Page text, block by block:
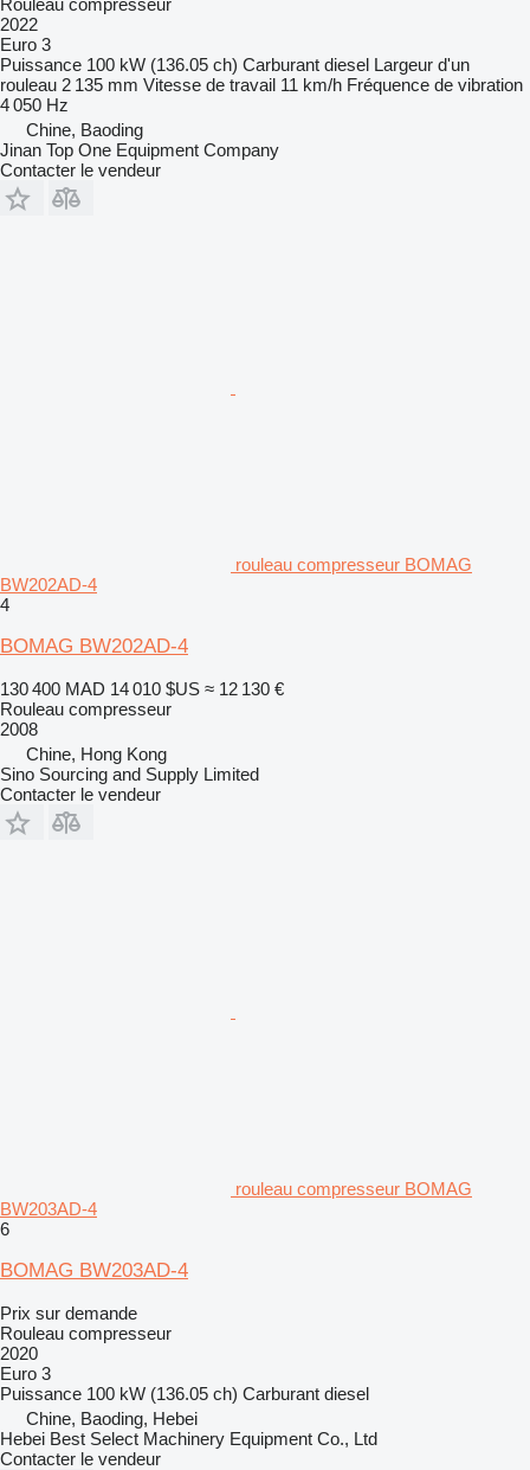
Rouleau compresseur
2022
Euro 3
Puissance 100 kW (136.05 ch) Carburant diesel Largeur d'un
rouleau 2 135 mm Vitesse de travail 11 km/h Fréquence de vibration
4 050 Hz
Chine, Baoding
Jinan Top One Equipment Company
Contacter le vendeur
rouleau compresseur BOMAG
BW202AD-4
4
BOMAG BW202AD-4
130 400 MAD 14 010 $US ≈ 12 130 €
Rouleau compresseur
2008
Chine, Hong Kong
Sino Sourcing and Supply Limited
Contacter le vendeur
rouleau compresseur BOMAG
BW203AD-4
6
BOMAG BW203AD-4
Prix sur demande
Rouleau compresseur
2020
Euro 3
Puissance 100 kW (136.05 ch) Carburant diesel
Chine, Baoding, Hebei
Hebei Best Select Machinery Equipment Co., Ltd
Contacter le vendeur